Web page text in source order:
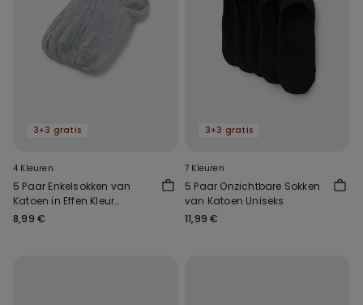
3+3 gratis
4 Kleuren
5 Paar Enkelsokken van
Katoen in Effen Kleur
Uniseks
8,99 €
3+3 gratis
7 Kleuren
5 Paar Onzichtbare Sokken
van Katoen Uniseks
11,99 €